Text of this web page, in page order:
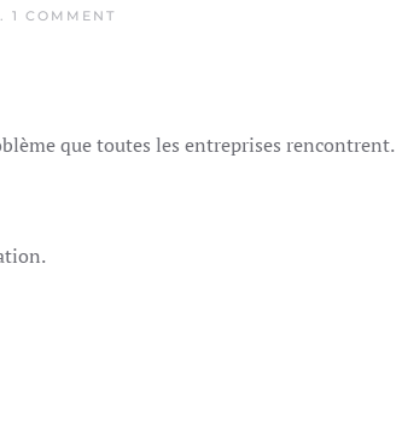
. 1 COMMENT
que toutes les entreprises rencontrent.